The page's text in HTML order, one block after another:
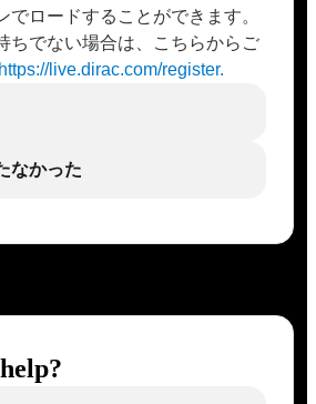
でロードすることができます。
ちでない場合は、こちらからご
https://live.dirac.com/register.
なかった